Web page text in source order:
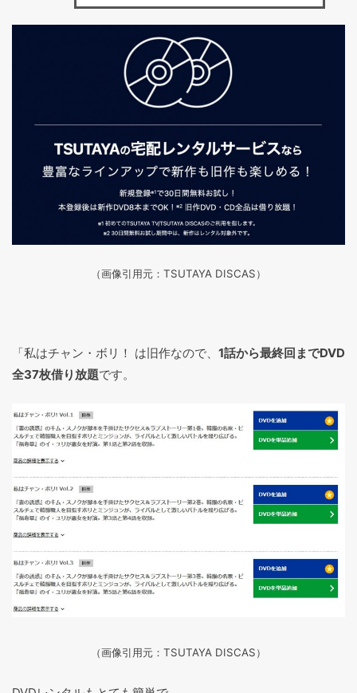
（画像引用元：TSUTAYA DISCAS）
「私はチャン・ボリ！ は旧作なので、 1話から最終回までDVD
全37枚借り放題です。
（画像引用元：TSUTAYA DISCAS）